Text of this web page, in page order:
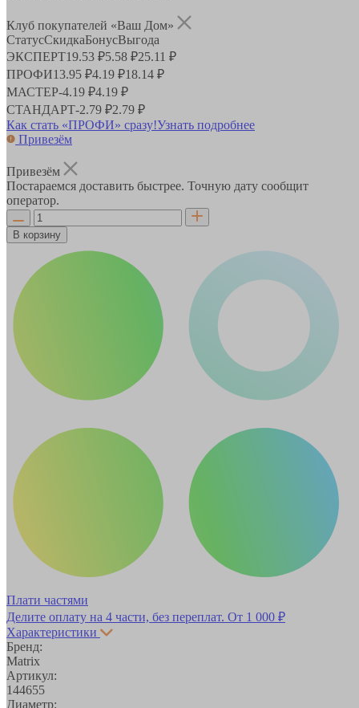
Клуб покупателей «Ваш Дом»
СтатусСкидкаБонусВыгода
ЭКСПЕРТ19.53 ₽5.58 ₽25.11 ₽
ПРОФИ13.95 ₽4.19 ₽18.14 ₽
МАСТЕР-4.19 ₽4.19 ₽
СТАНДАРТ-2.79 ₽2.79 ₽
Как стать «ПРОФИ» сразу!Узнать подробнее
Привезём
Привезём
Постараемся доставить быстрее. Точную дату сообщит
оператор.
В корзину
Плати частями
Делите оплату на 4 части, без переплат. От 1 000 ₽
Характеристики
Бренд:
Matrix
Артикул:
144655
Диаметр: